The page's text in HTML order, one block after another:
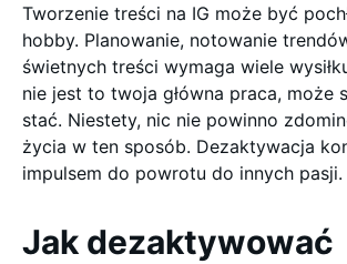
Tworzenie treści na IG może być
hobby. Planowanie, notowanie
świetnych treści wymaga wiele
nie jest to twoja główna praca, może
stać. Niestety, nic nie powinno
życia w ten sposób. Dezaktywacja
impulsem do powrotu do innych pasji.
Jak dezaktywować